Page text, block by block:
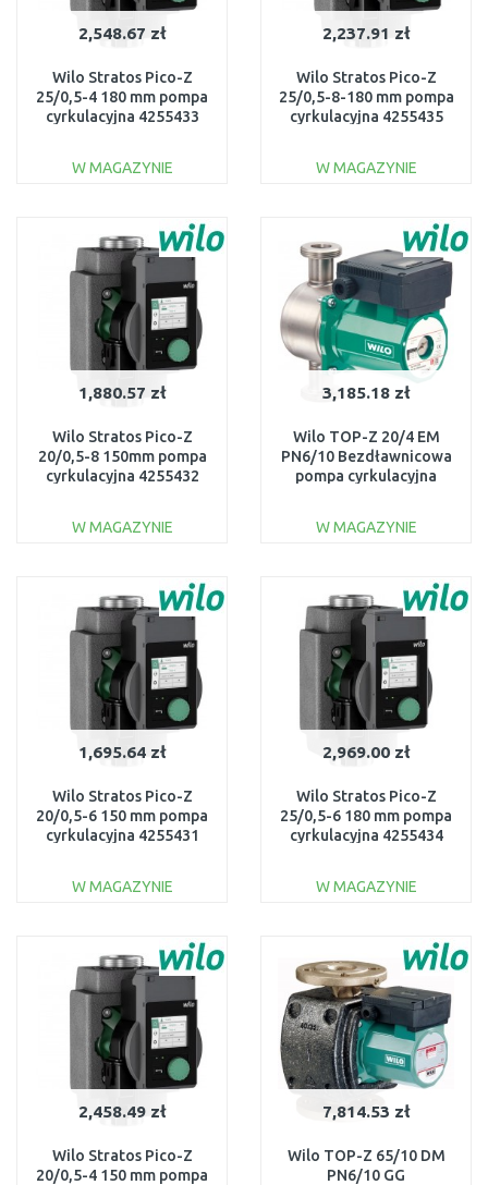
2,548.67 zł
Wilo Stratos Pico-Z
25/0,5-4 180 mm pompa
cyrkulacyjna 4255433
W MAGAZYNIE
Do porównania
2,237.91 zł
Wilo Stratos Pico-Z
25/0,5-8-180 mm pompa
cyrkulacyjna 4255435
W MAGAZYNIE
Do porównania
1,880.57 zł
Wilo Stratos Pico-Z
20/0,5-8 150mm pompa
cyrkulacyjna 4255432
W MAGAZYNIE
Do porównania
3,185.18 zł
Wilo TOP-Z 20/4 EM
PN6/10 Bezdławnicowa
pompa cyrkulacyjna
W MAGAZYNIE
Do porównania
1,695.64 zł
Wilo Stratos Pico-Z
20/0,5-6 150 mm pompa
cyrkulacyjna 4255431
W MAGAZYNIE
Do porównania
2,969.00 zł
Wilo Stratos Pico-Z
25/0,5-6 180 mm pompa
cyrkulacyjna 4255434
W MAGAZYNIE
Do porównania
2,458.49 zł
Wilo Stratos Pico-Z
20/0,5-4 150 mm pompa
7,814.53 zł
Wilo TOP-Z 65/10 DM
PN6/10 GG